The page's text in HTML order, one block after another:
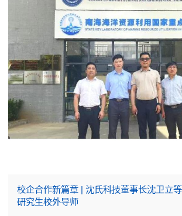
校企合作新篇章 | 沈氏科技董事长沈卫立
研究生校外导师